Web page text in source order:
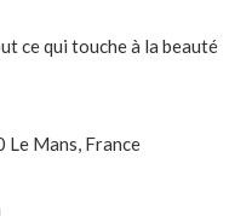
ce qui touche à la beauté
Le Mans, France